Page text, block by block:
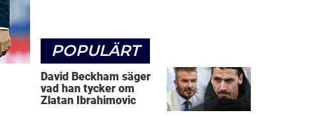
POPULÄRT
David Beckham säger
vad han tycker om
Zlatan Ibrahimovic